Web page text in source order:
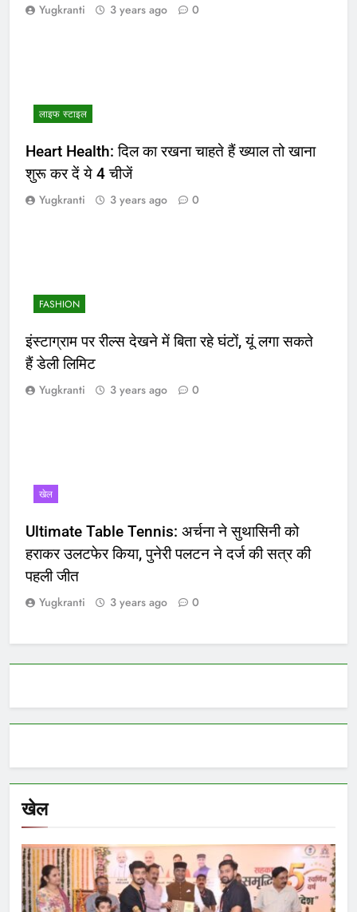
Yugkranti 3 years ago 0
लाइफ स्टाइल
Heart Health: दिल का रखना चाहते हैं ख्याल तो खाना
शुरू कर दें ये 4 चीजें
Yugkranti 3 years ago 0
FASHION
इंस्टाग्राम पर रील्स देखने में बिता रहे घंटों, यूं लगा सकते
हैं डेली लिमिट
Yugkranti 3 years ago 0
खेल
Ultimate Table Tennis: अर्चना ने सुथासिनी को
हराकर उलटफेर किया, पुनेरी पलटन ने दर्ज की सत्र की
पहली जीत
Yugkranti 3 years ago 0
खेल